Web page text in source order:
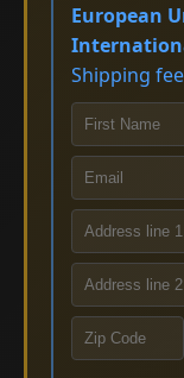
European
Shipping